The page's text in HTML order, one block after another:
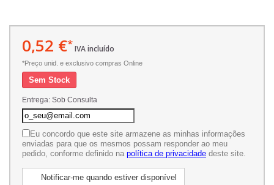
0,52 €*IVA incluído
*Preço unid. e exclusivo compras Online
Sem Stock
Entrega: Sob Consulta
Eu concordo que este site armazene as minhas informações
enviadas para que os mesmos possam responder ao meu
pedido, conforme definido na política de privacidade deste site.
Notificar-me quando estiver disponível